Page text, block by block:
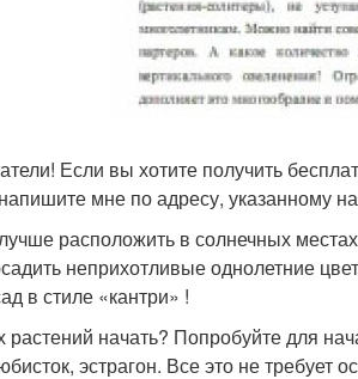
Если вы хотите получить
мне по адресу,
расположить в солнечных
неприхотливые однолетние
в стиле «кантри» !
растений начать? Попробуйте для
эстрагон. Все это не требует